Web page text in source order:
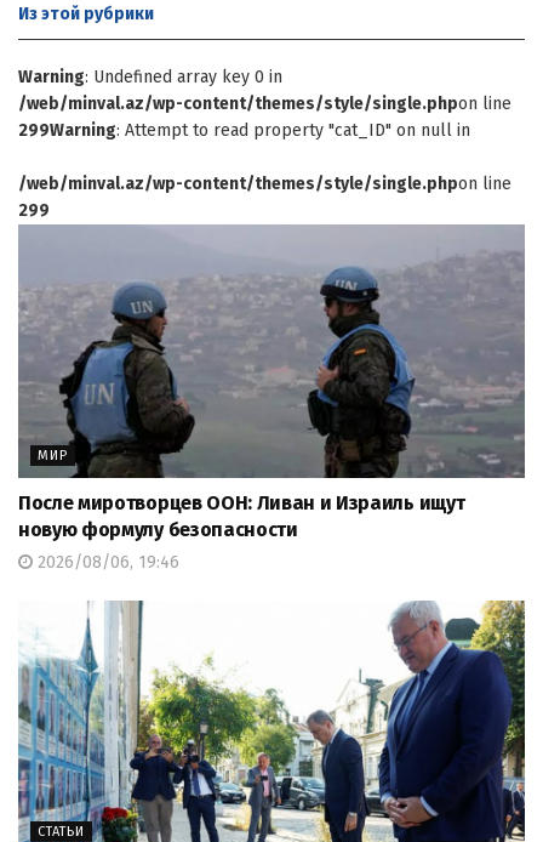
Из этой рубрики
Warning: Undefined array key 0 in
/web/minval.az/wp-content/themes/style/single.phpon line
299Warning: Attempt to read property "cat_ID" on null in
/web/minval.az/wp-content/themes/style/single.phpon line
299
МИР
После миротворцев ООН: Ливан и Израиль ищут
новую формулу безопасности
2026/08/06, 19:46
СТАТЬИ